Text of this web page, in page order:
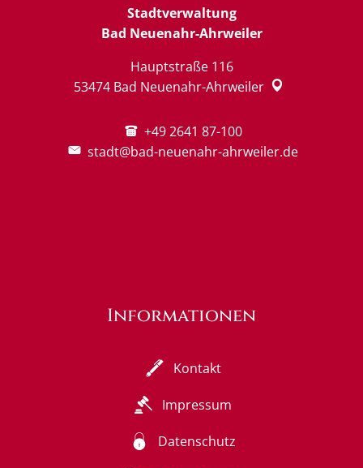
Stadtverwaltung
Bad Neuenahr-Ahrweiler
Hauptstraße 116
53474 Bad Neuenahr-Ahrweiler
+49 2641 87-100
stadt@bad-neuenahr-ahrweiler.de
Informationen
Kontakt
Impressum
Datenschutz